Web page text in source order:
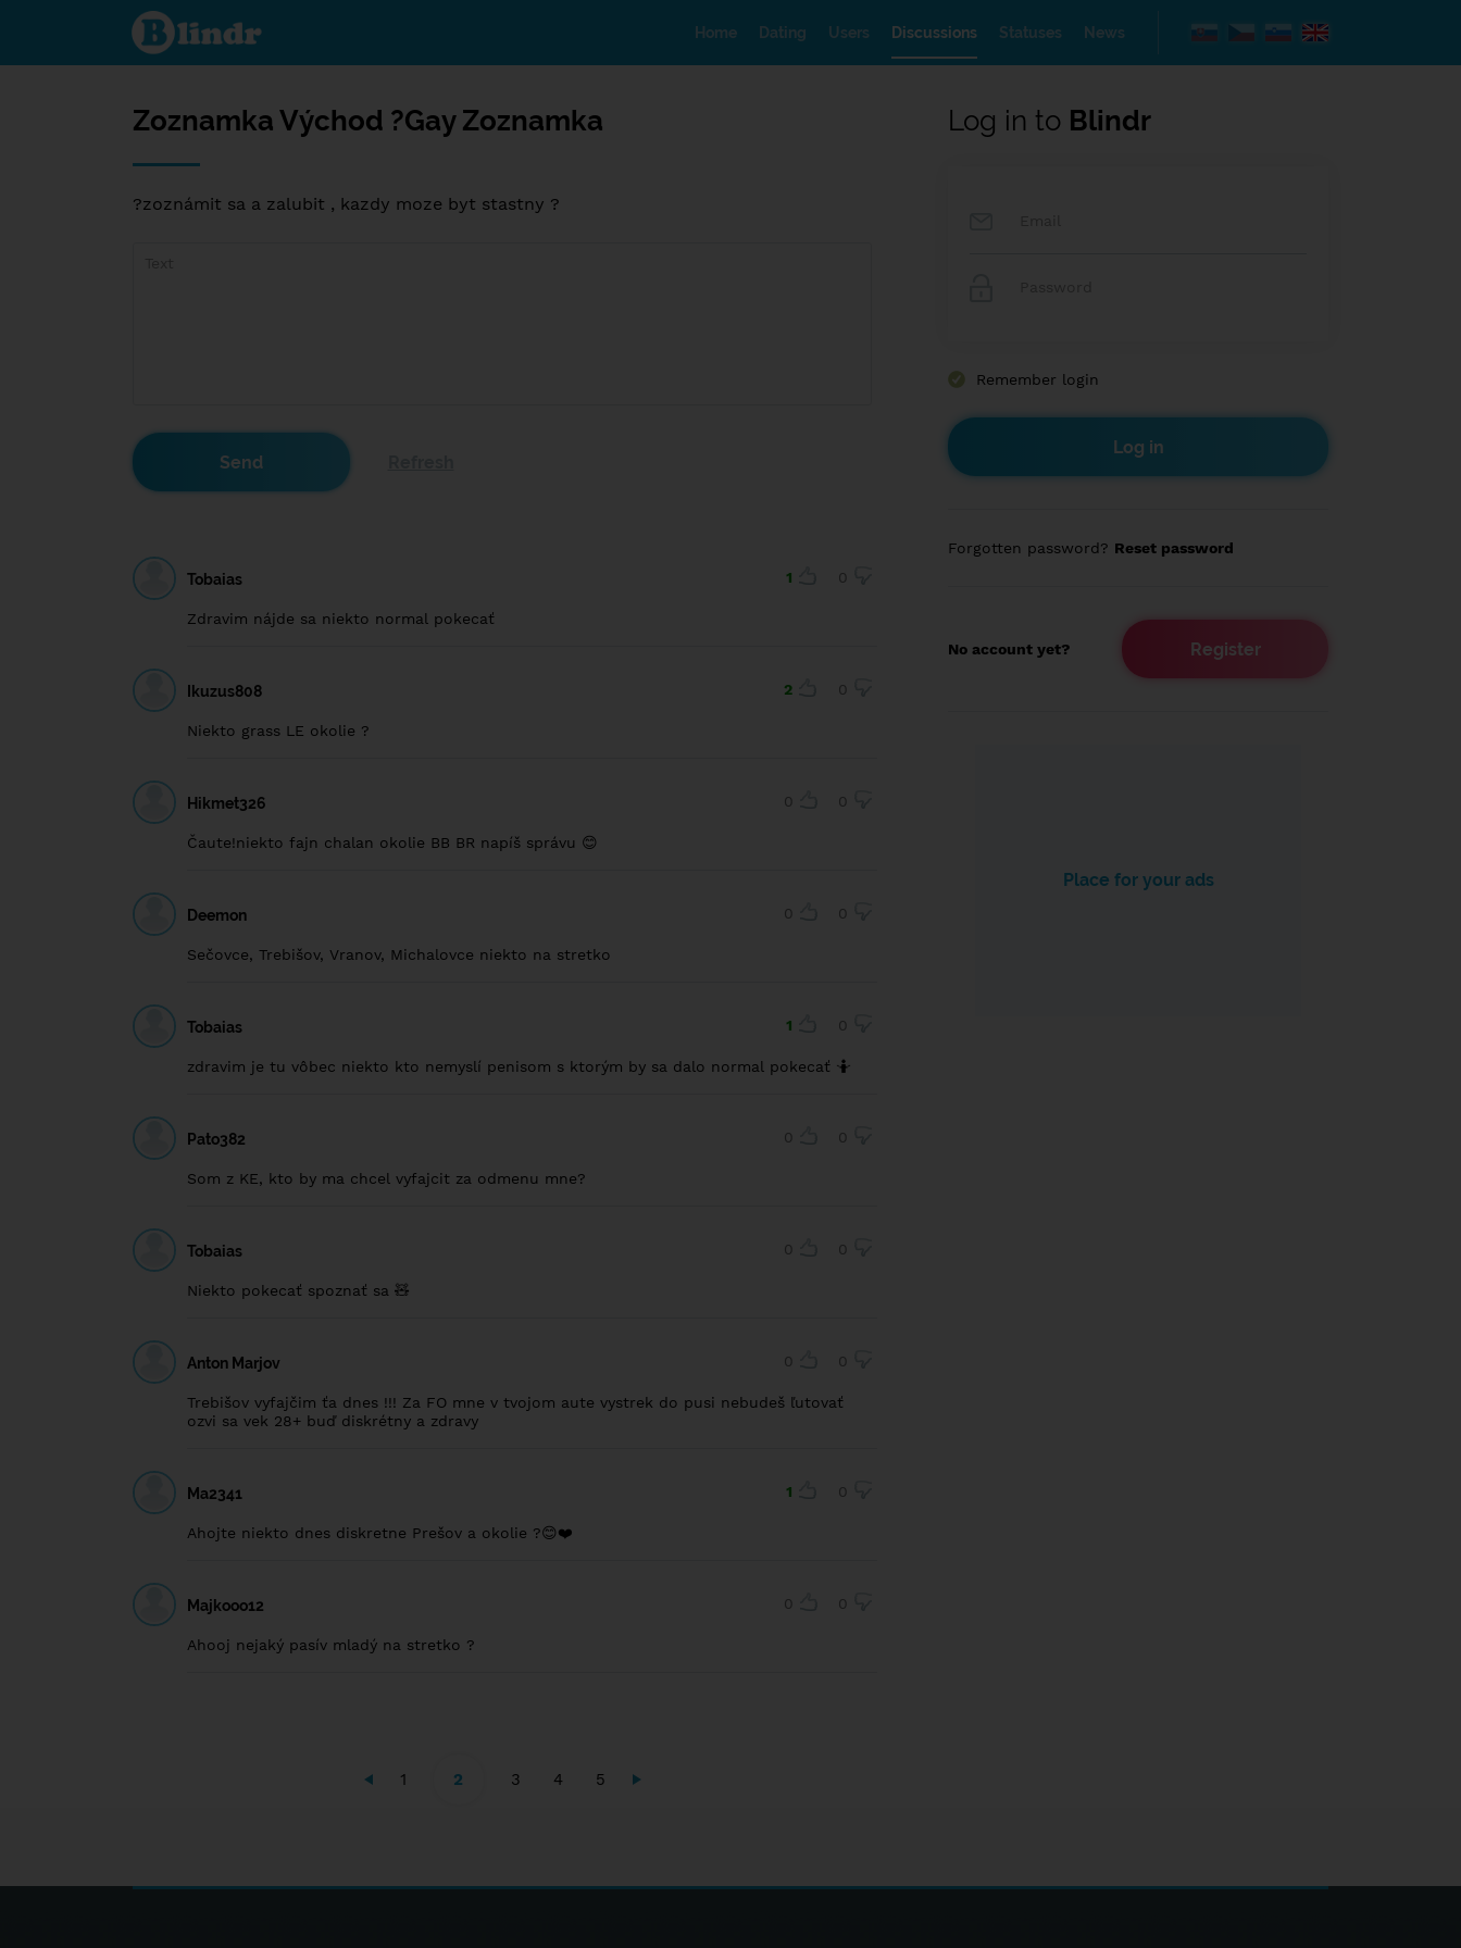
Zoznamka
Východ ?
Gay
Home Dating Users Discussions Statuses News
Zoznamka Východ ?Gay Zoznamka
?zoznámit sa a zalubit , kazdy moze byt stastny ?
Tobaias 1 0
Zdravim nájde sa niekto normal pokecať
Ikuzus808 2 0
Niekto grass LE okolie ?
Hikmet326 0 0
Čaute!niekto fajn chalan okolie BB BR napíš správu 😊
Deemon 0 0
Sečovce, Trebišov, Vranov, Michalovce niekto na stretko
Tobaias 1 0
zdravim je tu vôbec niekto kto nemyslí penisom s ktorým by sa dalo normal pokecať 🤷
Pato382 0 0
Som z KE, kto by ma chcel vyfajcit za odmenu mne?
Tobaias 0 0
Niekto pokecať spoznať sa 🧸
Anton Marjov 0 0
Trebišov vyfajčim ťa dnes !!! Za FO mne v tvojom aute vystrek do pusi nebudeš ľutovať
ozvi sa vek 28+ buď diskrétny a zdravy
Ma2341 1 0
Ahojte niekto dnes diskretne Prešov a okolie ?😊❤️
Majkooo12 0 0
Ahooj nejaký pasív mladý na stretko ?
1 2 3 4 5
Log in to Blindr
Remember login
Forgotten password? Reset password
No account yet? Register
Place for your ads